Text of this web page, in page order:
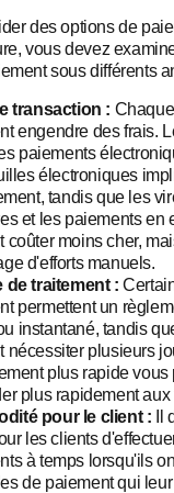
des options de
vous devez
sous différents
transaction :
engendre des frais.
paiements
électroniques
tandis que les
et les paiements en
coûter moins cher,
d'efforts manuels.
de traitement :
permettent un
instantané, tandis
nécessiter plusieurs
plus rapide vous
plus rapidement aux
pour le client :
les clients
à temps lorsqu'ils
de paiement qui